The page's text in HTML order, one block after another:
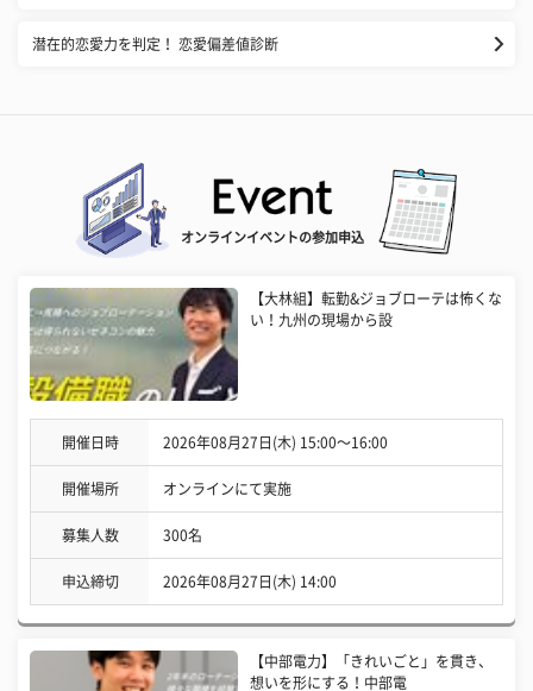
潜在的恋愛力を判定！ 恋愛偏差値診断
オンラインイベントの参加申込
【大林組】転勤&ジョブローテは怖くな
い！九州の現場から設
開催日時 2026年08月27日(木) 15:00〜16:00
開催場所 オンラインにて実施
募集人数 300名
申込締切 2026年08月27日(木) 14:00
【中部電力】「きれいごと」を貫き、
想いを形にする！中部電